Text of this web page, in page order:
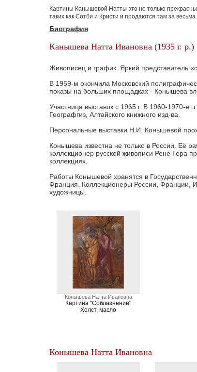
Картины Канышевой Натты это не только
таких как Сотби и Кристи и продаются там за
Биография
Канышева Натта Ивановна (1935 г. р.)
Живописец и график. Яркий представитель
В 1959-м окончила Московский
показы на больших площадках - Конышева
Участница выставок с 1965 г. В 1960-1970-е
Географгиз, Алтайского книжного изд-ва.
Персональные выставки Н.И. Конышевой
Конышева известна не только в России. Её
коллекционер русской живописи Рене Гера
коллекциях.
Работы Конышевой хранятся в
Франция. Коллекционеры России, Франции,
художницы.
Конышева Натта Ивановна
Картина "Соблазнение"
Холст, масло
Конышева Натта Ивановна